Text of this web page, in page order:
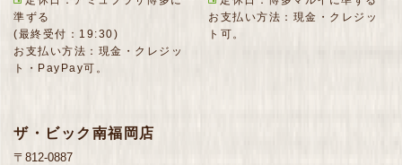
準ずる
(最終受付：19:30)
お支払い方法：現金・クレジッ
ト・PayPay可。
お支払い方法：現金・クレジッ
ト可。
ザ・ビック南福岡店
〒812-0887